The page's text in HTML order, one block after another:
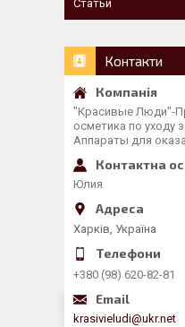
Статьи
Контакти
"Красивые Люди"-
осметика по уходу
Аппараты для
Юлия
Харків, Україна
+380 (98) 620-82-81
krasivieludi@ukr.net